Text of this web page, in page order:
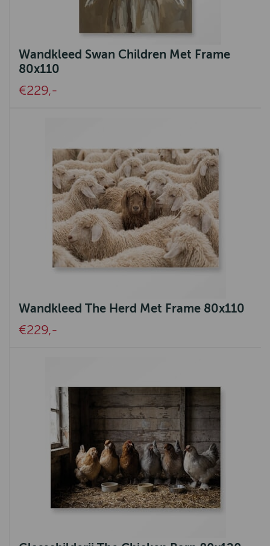
Emma Bridgewater
Urban Cotton
Greenleaf
Harley of Schotland
Wandkleed Swan Children Met Frame
80x110
€229,-
Wandkleed The Herd Met Frame 80x110
€229,-